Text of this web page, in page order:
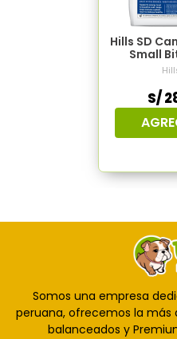
Hills SD
Small
S/
Somos una empresa
peruana, ofrecemos la
balanceados y